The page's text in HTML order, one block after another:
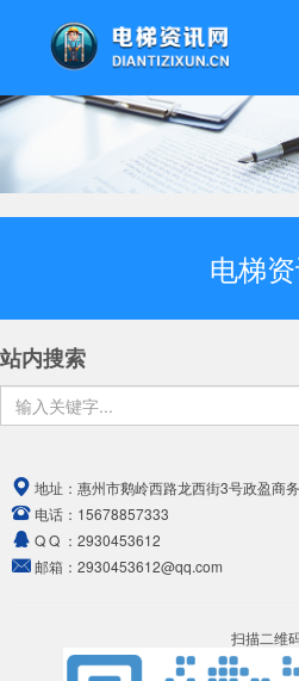
电梯
站内搜索
地址： 惠州市鹅岭西路龙西街3号政盈商
电话： 15678857333
Q Q ： 2930453612
邮箱： 2930453612@qq.com
扫描二维